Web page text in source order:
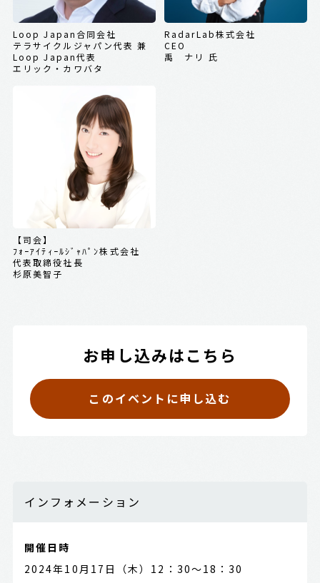
Loop Japan合同会社
テラサイクルジャパン代表 兼
Loop Japan代表
エリック・カワバタ
RadarLab株式会社
CEO
禹 ナリ 氏
【司会】
ﾌｫｰｱｲﾃｨｰﾙｼﾞｬﾊﾟﾝ株式会社
代表取締役社長
杉原美智子
お申し込みはこちら
このイベントに申し込む
インフォメーション
開催日時
2024年10月17日（木）12：30～18：30